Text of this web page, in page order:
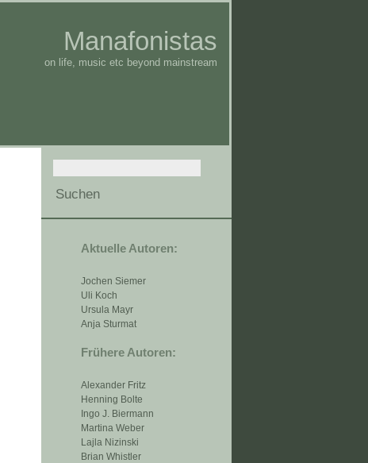
Manafonistas
on life, music etc beyond mainstream
Aktuelle Autoren:
Jochen Siemer
Uli Koch
Ursula Mayr
Anja Sturmat
Frühere Autoren:
Alexander Fritz
Henning Bolte
Ingo J. Biermann
Martina Weber
Lajla Nizinski
Brian Whistler